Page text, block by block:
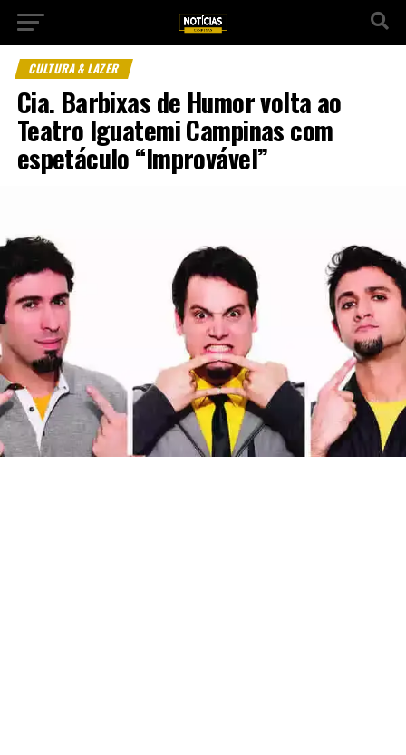
CULTURA & LAZER
Cia. Barbixas de Humor volta ao
Teatro Iguatemi Campinas com
espetáculo “Improvável”